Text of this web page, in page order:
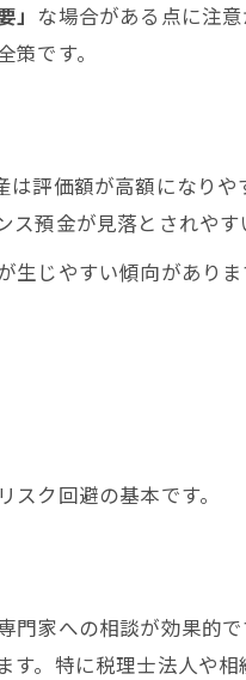
による将来リスクの再
な場合がある点に注
です。
評価額が高額になり
預金が見落とされやす
じやすい傾向があり
ク回避の基本です。
家への相談が効果的
。特に税理士法人や